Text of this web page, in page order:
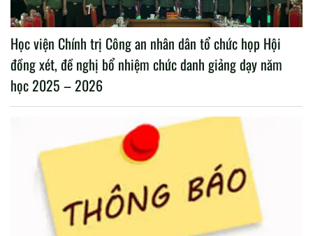
Học viện Chính trị Công an nhân dân tổ chức họp Hội
đồng xét, đề nghị bổ nhiệm chức danh giảng dạy năm
học 2025 – 2026